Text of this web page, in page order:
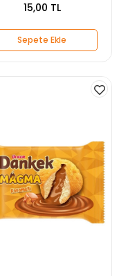
15,00 TL
Sepete Ekle